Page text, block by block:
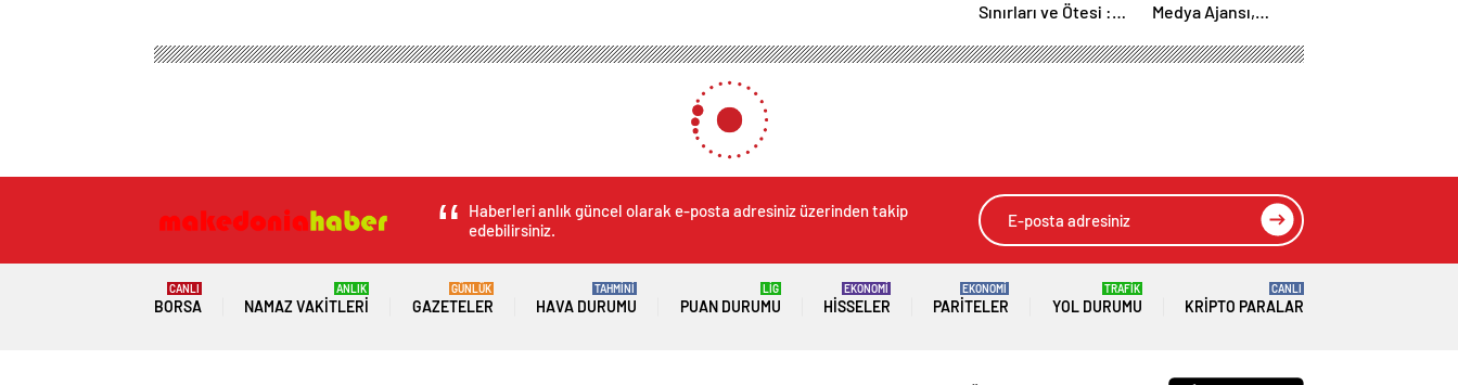
Sınırları ve Ötesi :
Medya Ajansı,
Ajansı, SEO Ajansı
Haberleri anlık güncel olarak e-posta adresiniz üzerinden takip
edebilirsiniz.
BORSA
CANLI
NAMAZ VAKITLERI
ANLIK
GAZETELER
GÜNLÜK
HAVA DURUMU
TAHMİNİ
PUAN DURUMU
LİG
HISSELER
EKONOMİ
PARITELER
EKONOMİ
YOL DURUMU
TRAFİK
KRIPTO PARALAR
CANLI